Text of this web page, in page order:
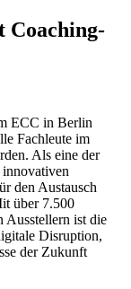
Coaching-
ECC in Berlin
Fachleute im
Als eine der
innovativen
den Austausch
über 7.500
Ausstellern ist die
Disruption,
der Zukunft